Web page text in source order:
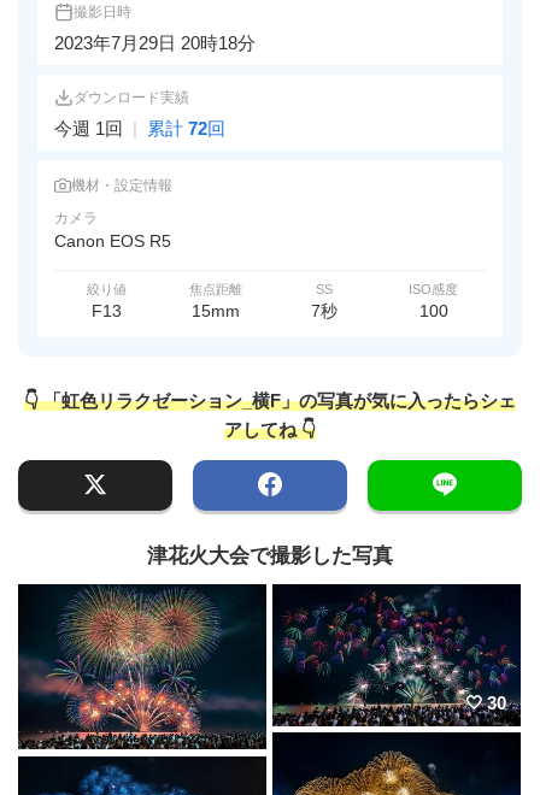
撮影日時
2023年7月29日 20時18分
ダウンロード実績
今週 1回 | 累計 72回
機材・設定情報
カメラ
Canon EOS R5
絞り値
F13
焦点距離
15mm
SS
7秒
ISO感度
100
👇 「虹色リラクゼーション_横F」の写真が気に入ったらシェ
アしてね 👇
津花火大会で撮影した写真
30